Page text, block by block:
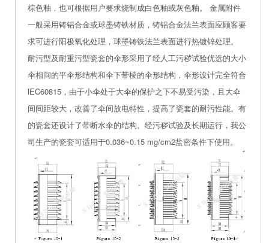
棕色釉，也可根据用户要求烧制成白色釉或灰色釉。 金属附件
一般采用铸铝合金或球墨铸铁材质，铸铝合金法兰表面应顾客要
求可进行阳极氧化处理，球墨铸铁法兰表面进行热镀锌处理。
耐污型及耐重污型瓷套的伞形采用了经人工污秽试验优选的大小
伞相间的平伞形结构和伞下带棱的伞形结构，伞形设计完全符合
lEC60815，由于小伞处于大伞的保护之下不易受污染，且大伞
间间距较大，改善了伞间放电特性，提高了瓷套的耐污性能。有
的瓷套还设计了带断水伞的结构。经污秽试验及长期运行，我公
司生产的瓷套可适用于0.036~0.15 mg/cm2盐密条件下使用。